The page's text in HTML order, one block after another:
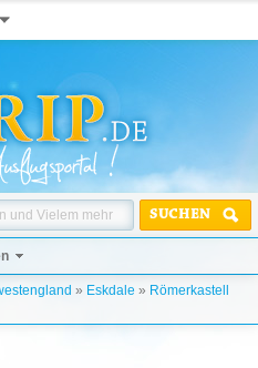
SUCHEN
» Eskdale » Römerkastell